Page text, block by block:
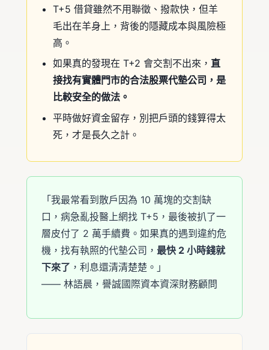
T+5 借貸雖然不用聯徵、撥款快，但羊
毛出在羊身上，背後的隱藏成本與風險極
高。
如果真的發現在 T+2 會交割不出來，直
接找有實體門市的合法股票代墊公司，是
比較安全的做法。
平時做好資金留存，別把戶頭的錢算得太
死，才是長久之計。
「我最常看到散戶因為 10 萬塊的交割缺
口，病急亂投醫上網找 T+5，最後被扒了一
層皮付了 2 萬手續費。如果真的遇到違約危
機，找有執照的代墊公司， 最快 2 小時錢就
下來了 ，利息還清清楚楚。」
—— 林語晨，譽誠國際資本資深財務顧問